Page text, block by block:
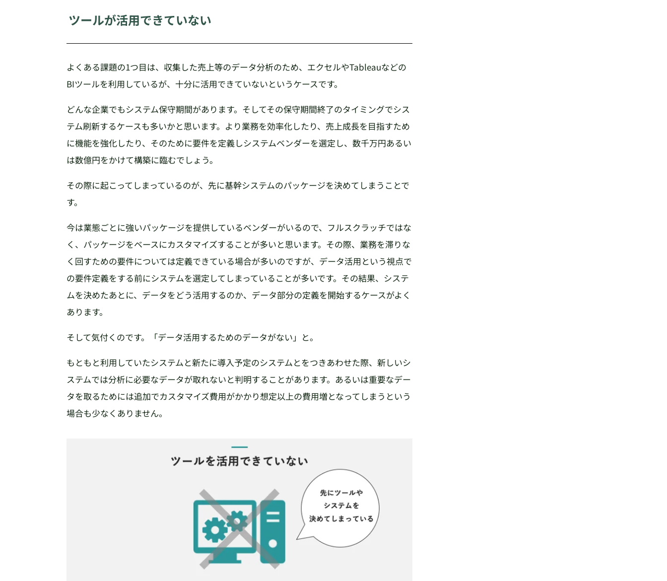
ツールが活用できていない
よくある課題の1つ目は、収集した売上等のデータ分析のため、エクセルやTableauなどの
BIツールを利用しているが、十分に活用できていないというケースです。
どんな企業でもシステム保守期間があります。そしてその保守期間終了のタイミングでシス
テム刷新するケースも多いかと思います。より業務を効率化したり、売上成長を目指すため
に機能を強化したり、そのために要件を定義しシステムベンダーを選定し、数千万円あるい
は数億円をかけて構築に臨むでしょう。
その際に起こってしまっているのが、先に基幹システムのパッケージを決めてしまうことで
す。
今は業態ごとに強いパッケージを提供しているベンダーがいるので、フルスクラッチではな
く、パッケージをベースにカスタマイズすることが多いと思います。その際、業務を滞りな
く回すための要件については定義できている場合が多いのですが、データ活用という視点で
の要件定義をする前にシステムを選定してしまっていることが多いです。その結果、システ
ムを決めたあとに、データをどう活用するのか、データ部分の定義を開始するケースがよく
あります。
そして気付くのです。「データ活用するためのデータがない」と。
もともと利用していたシステムと新たに導入予定のシステムとをつきあわせた際、新しいシ
ステムでは分析に必要なデータが取れないと判明することがあります。あるいは重要なデー
タを取るためには追加でカスタマイズ費用がかかり想定以上の費用増となってしまうという
場合も少なくありません。